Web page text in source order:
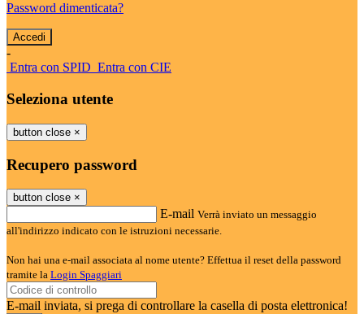
Password dimenticata?
-
Entra con SPID Entra con CIE
Seleziona utente
button close ×
Recupero password
button close ×
E-mail Verrà inviato un messaggio
all'indirizzo indicato con le istruzioni necessarie.
Non hai una e-mail associata al nome utente? Effettua il reset della password
tramite la Login Spaggiari
E-mail inviata, si prega di controllare la casella di posta elettronica!